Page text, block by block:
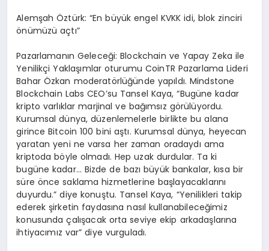
Alemşah Öztürk: “En büyük engel KVKK idi, blok zinciri
önümüzü açtı”
Pazarlamanın Geleceği: Blockchain ve Yapay Zeka ile
Yenilikçi Yaklaşımlar oturumu CoinTR Pazarlama Lideri
Bahar Özkan moderatörlüğünde yapıldı. Mindstone
Blockchain Labs CEO’su Tansel Kaya, “Bugüne kadar
kripto varlıklar marjinal ve bağımsız görülüyordu.
Kurumsal dünya, düzenlemelerle birlikte bu alana
girince Bitcoin 100 bini aştı. Kurumsal dünya, heyecan
yaratan yeni ne varsa her zaman oradaydı ama
kriptoda böyle olmadı. Hep uzak durdular. Ta ki
bugüne kadar… Bizde de bazı büyük bankalar, kısa bir
süre önce saklama hizmetlerine başlayacaklarını
duyurdu.” diye konuştu. Tansel Kaya, “Yenilikleri takip
ederek şirketin faydasına nasıl kullanabileceğimiz
konusunda çalışacak orta seviye ekip arkadaşlarına
ihtiyacımız var” diye vurguladı.